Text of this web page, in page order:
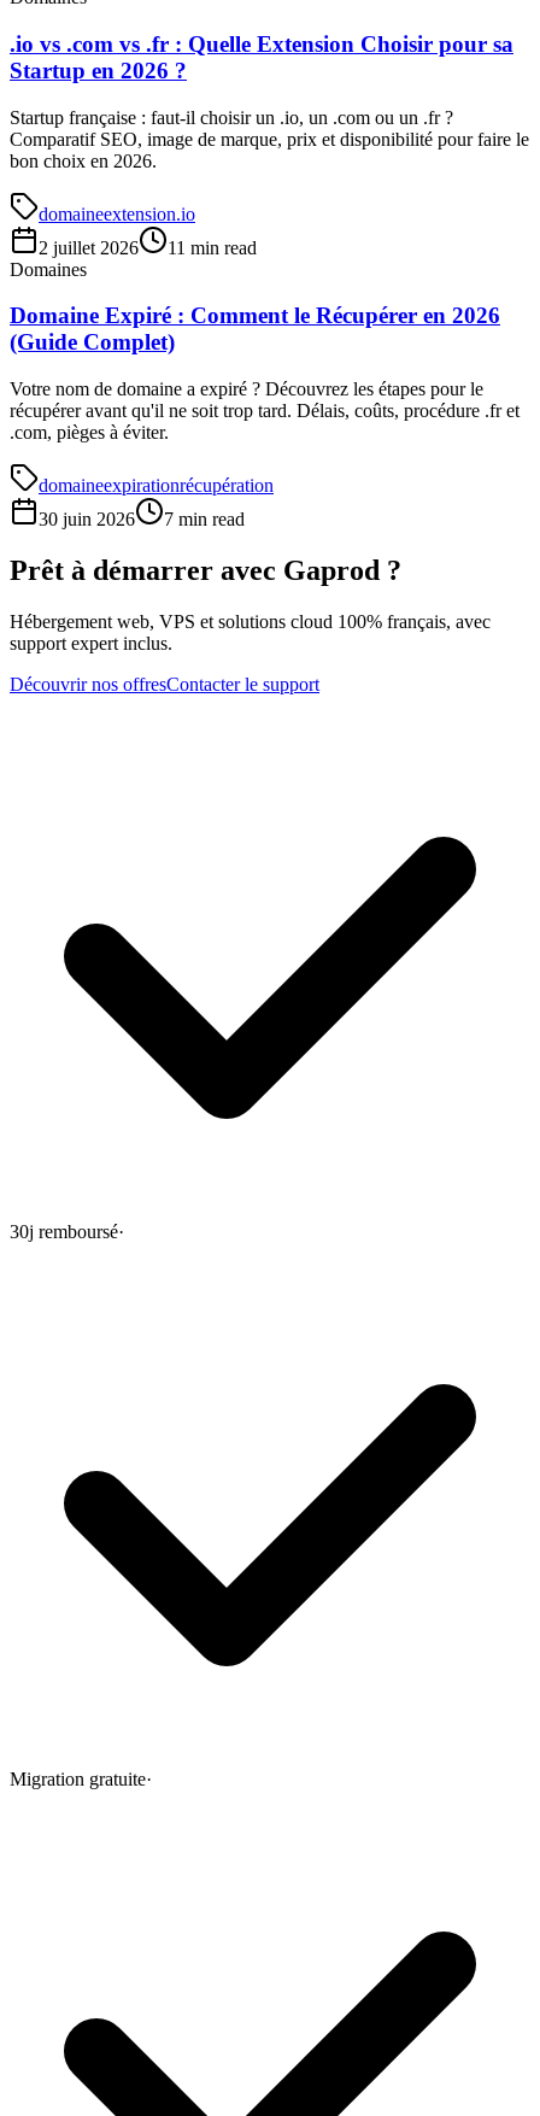
.io vs .com vs .fr : Quelle Extension Choisir pour sa
Startup en 2026 ?
Startup française : faut-il choisir un .io, un .com ou un .fr ?
Comparatif SEO, image de marque, prix et disponibilité pour faire le
bon choix en 2026.
domaineextension.io
2 juillet 2026
11 min read
Domaines
Domaine Expiré : Comment le Récupérer en 2026
(Guide Complet)
Votre nom de domaine a expiré ? Découvrez les étapes pour le
récupérer avant qu'il ne soit trop tard. Délais, coûts, procédure .fr et
.com, pièges à éviter.
domaineexpirationrécupération
30 juin 2026
7 min read
Prêt à démarrer avec Gaprod ?
Hébergement web, VPS et solutions cloud 100% français, avec
support expert inclus.
Découvrir nos offresContacter le support
30j remboursé·
Migration gratuite·